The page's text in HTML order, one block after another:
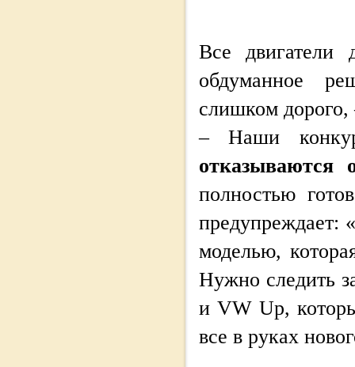
Все двигатели
обдуманное
слишком дорого,
– Наши
отказываются
полностью
предупреждает:
моделью,
Нужно следить
и VW Up,
все в руках